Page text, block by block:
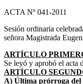
ACTA Nº 041-2011
Sesión ordinaria
señora Magistrada
ARTÍCULO
Se leyó y aprobó el acta
ARTÍCULO
A) Última prórroga del